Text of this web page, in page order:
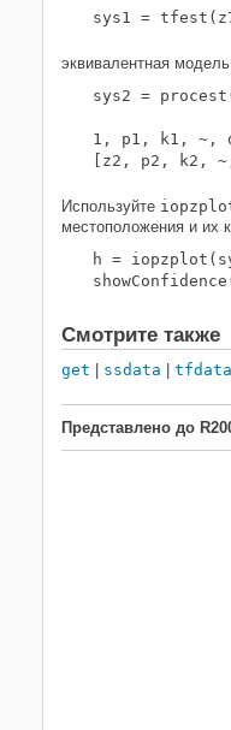
sys1 =
эквивалентная
sys2 =
1, p1, k1, ~,
[z2, p2, k2,
Используйте
местоположения и их
h =
Смотрите также
get ssdata tfdata
Представлено до